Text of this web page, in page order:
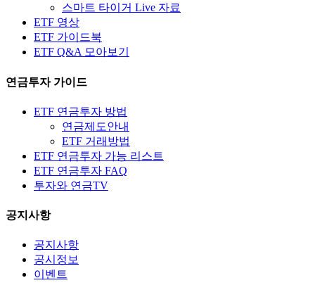
스마트 타이거 Live 자료
ETF 영상
ETF 가이드북
ETF Q&A 모아보기
연금투자 가이드
ETF 연금투자 방법
연금제도안내
ETF 거래방법
ETF 연금투자 가능 리스트
ETF 연금투자 FAQ
투자와 연금TV
공지사항
공지사항
공시정보
이벤트